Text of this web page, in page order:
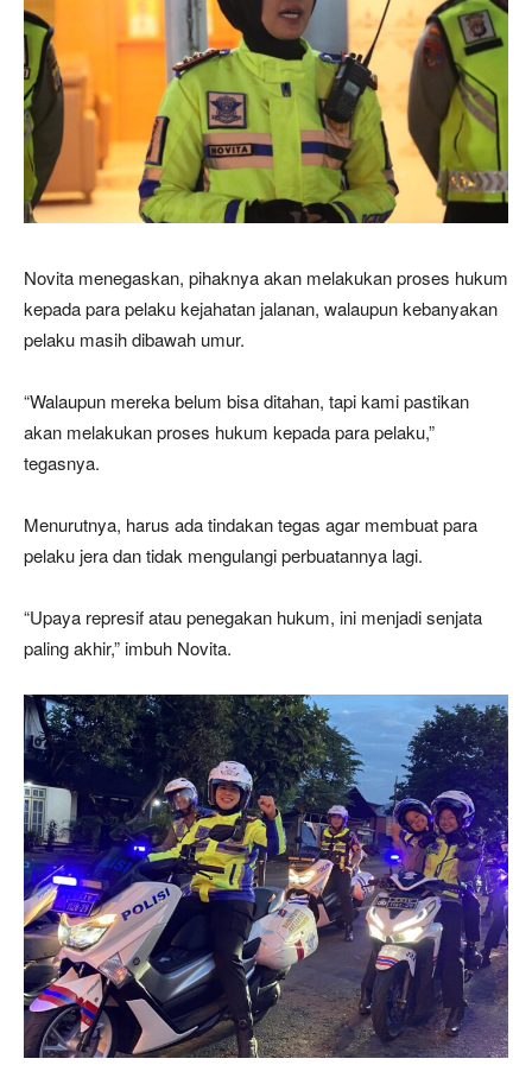
Novita menegaskan, pihaknya akan melakukan proses hukum
kepada para pelaku kejahatan jalanan, walaupun kebanyakan
pelaku masih dibawah umur.
“Walaupun mereka belum bisa ditahan, tapi kami pastikan
akan melakukan proses hukum kepada para pelaku,”
tegasnya.
Menurutnya, harus ada tindakan tegas agar membuat para
pelaku jera dan tidak mengulangi perbuatannya lagi.
“Upaya represif atau penegakan hukum, ini menjadi senjata
paling akhir,” imbuh Novita.